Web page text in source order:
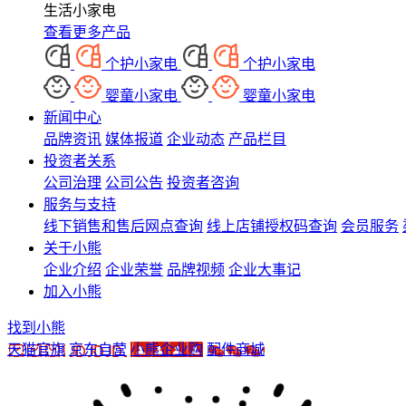
生活小家电
查看更多产品
个护小家电 个护小家电
婴童小家电
婴童小家电
新闻中心
品牌资讯 媒体报道 企业动态 产品栏目
投资者关系
公司治理 公司公告 投资者咨询
服务与支持
线下销售和售后网点查询 线上店铺授权码查询 会员服务
关于小熊
企业介绍 企业荣誉 品牌视频 企业大事记
加入小熊
找到小熊
天猫官旗 京东自营 小熊企业购 配件商城